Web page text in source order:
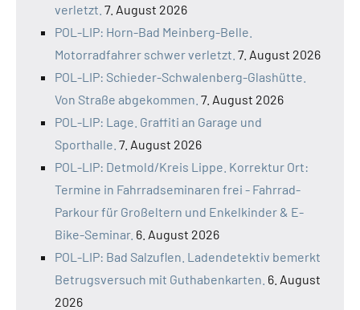
verletzt. 7. August 2026
POL-LIP: Horn-Bad Meinberg-Belle.
Motorradfahrer schwer verletzt. 7. August 2026
POL-LIP: Schieder-Schwalenberg-Glashütte.
Von Straße abgekommen. 7. August 2026
POL-LIP: Lage. Graffiti an Garage und
Sporthalle. 7. August 2026
POL-LIP: Detmold/Kreis Lippe. Korrektur Ort:
Termine in Fahrradseminaren frei - Fahrrad-
Parkour für Großeltern und Enkelkinder & E-
Bike-Seminar. 6. August 2026
POL-LIP: Bad Salzuflen. Ladendetektiv bemerkt
Betrugsversuch mit Guthabenkarten. 6. August
2026